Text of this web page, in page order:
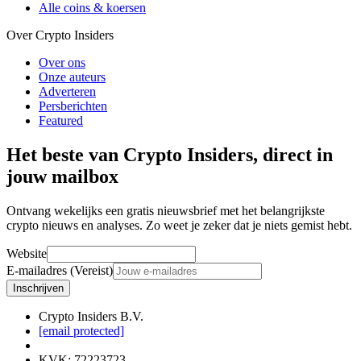
Alle coins & koersen
Over Crypto Insiders
Over ons
Onze auteurs
Adverteren
Persberichten
Featured
Het beste van Crypto Insiders, direct in
jouw mailbox
Ontvang wekelijks een gratis nieuwsbrief met het belangrijkste
crypto nieuws en analyses. Zo weet je zeker dat je niets gemist hebt.
Website
E-mailadres (Vereist)
Inschrijven
Crypto Insiders B.V.
[email protected]